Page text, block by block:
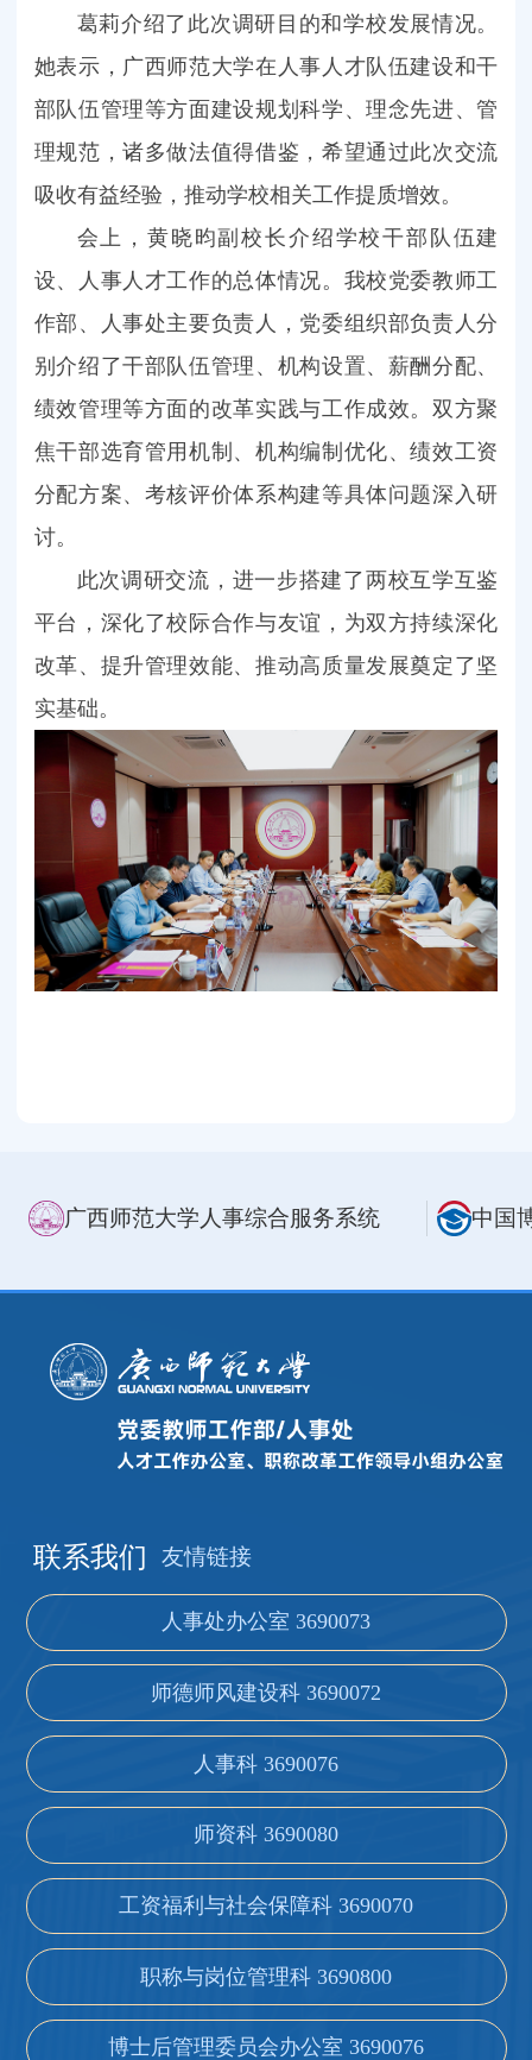
葛莉介绍了此次调研目的和学校发展情况。
她表示，广西师范大学在人事人才队伍建设和干
部队伍管理等方面建设规划科学、理念先进、管
理规范，诸多做法值得借鉴，希望通过此次交流
吸收有益经验，推动学校相关工作提质增效。
会上，黄晓昀副校长介绍学校干部队伍建
设、人事人才工作的总体情况。我校党委教师工
作部、人事处主要负责人，党委组织部负责人分
别介绍了干部队伍管理、机构设置、薪酬分配、
绩效管理等方面的改革实践与工作成效。双方聚
焦干部选育管用机制、机构编制优化、绩效工资
分配方案、考核评价体系构建等具体问题深入研
讨。
此次调研交流，进一步搭建了两校互学互鉴
平台，深化了校际合作与友谊，为双方持续深化
改革、提升管理效能、推动高质量发展奠定了坚
实基础。
广西师范大学人事综合服务系统 中国
联系我们 友情链接
人事处办公室 3690073
师德师风建设科 3690072
人事科 3690076
师资科 3690080
工资福利与社会保障科 3690070
职称与岗位管理科 3690800
博士后管理委员会办公室 3690076